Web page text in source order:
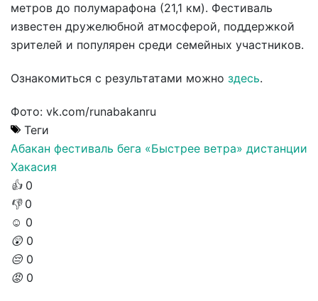
метров до полумарафона (21,1 км). Фестиваль
известен дружелюбной атмосферой, поддержкой
зрителей и популярен среди семейных участников.
Ознакомиться с результатами можно здесь.
Фото: vk.com/runabakanru
Теги
Абакан фестиваль бега «Быстрее ветра» дистанции
Хакасия
👍 0
👎 0
☺️ 0
😲 0
😔 0
😡 0